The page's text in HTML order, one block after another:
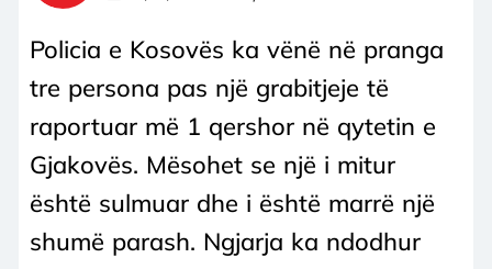
Policia e Kosovës ka vënë në pranga
tre persona pas një grabitjeje të
raportuar më 1 qershor në qytetin e
Gjakovës. Mësohet se një i mitur
është sulmuar dhe i është marrë një
shumë parash. Ngjarja ka ndodhur